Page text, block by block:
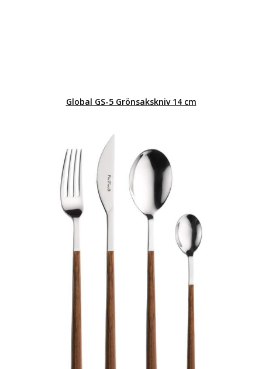
Global GS-5 Grönsakskniv 14 cm